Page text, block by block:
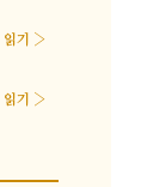
읽기 ›
읽기 ›